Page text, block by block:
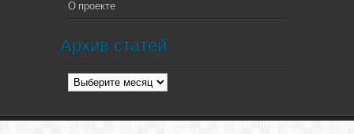
О проекте
Архив статей
Архив
статей